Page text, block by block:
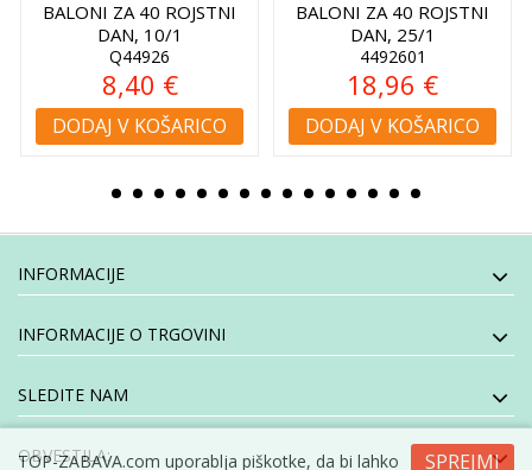
BALONI ZA 40 ROJSTNI
DAN, 10/1
Q44926
8,40 €
DODAJ V KOŠARICO
BALONI ZA 40 ROJSTNI
DAN, 25/1
4492601
18,96 €
DODAJ V KOŠARICO
INFORMACIJE
INFORMACIJE O TRGOVINI
SLEDITE NAM
OBVESTILA: SPREJMI
TOP-ZABAVA.com uporablja piškotke, da bi lahko